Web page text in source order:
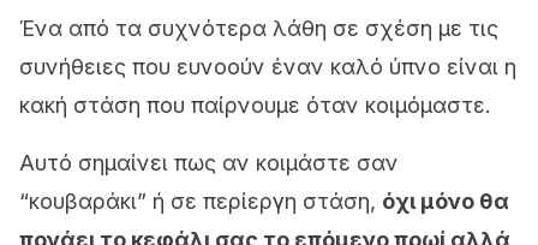
Ένα από τα συχνότερα λάθη σε σχέση με τις
συνήθειες που ευνοούν έναν καλό ύπνο είναι η
κακή στάση που παίρνουμε όταν κοιμόμαστε.
Αυτό σημαίνει πως αν κοιμάστε σαν
“κουβαράκι” ή σε περίεργη στάση, όχι μόνο θα
πονάει το κεφάλι σας το επόμενο πρωί αλλά